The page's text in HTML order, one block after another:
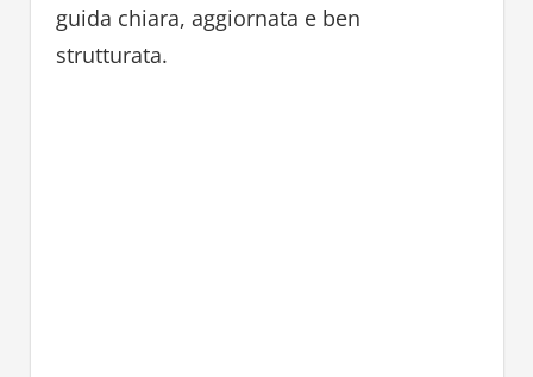
guida chiara, aggiornata e ben
strutturata.